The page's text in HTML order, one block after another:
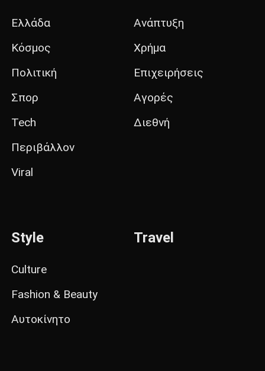
Ελλάδα
Κόσμος
Πολιτική
Σπορ
Tech
Περιβάλλον
Viral
Ανάπτυξη
Χρήμα
Επιχειρήσεις
Αγορές
Διεθνή
Style
Culture
Fashion & Beauty
Αυτοκίνητο
Travel